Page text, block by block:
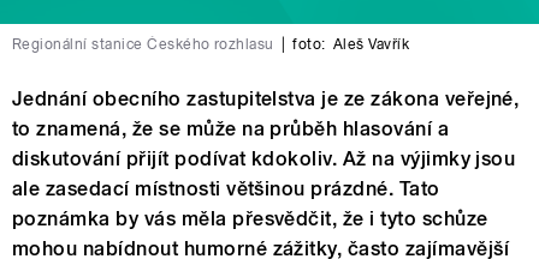
Regionální stanice Českého rozhlasu foto: Aleš Vavřík
Jednání obecního zastupitelstva je ze zákona veřejné,
to znamená, že se může na průběh hlasování a
diskutování přijít podívat kdokoliv. Až na výjimky jsou
ale zasedací místnosti většinou prázdné. Tato
poznámka by vás měla přesvědčit, že i tyto schůze
mohou nabídnout humorné zážitky, často zajímavější